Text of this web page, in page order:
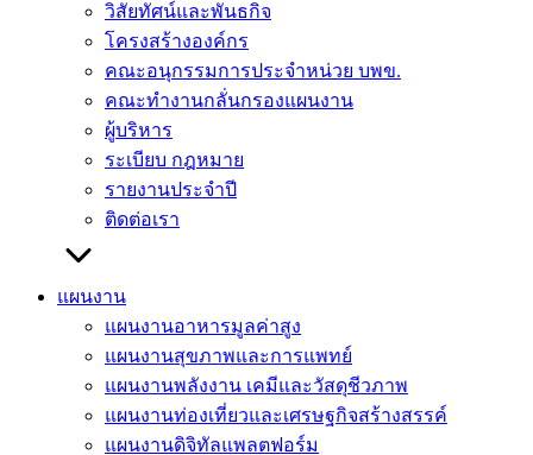
วิสัยทัศน์และพันธกิจ
โครงสร้างองค์กร
คณะอนุกรรมการประจำหน่วย บพข.
คณะทำงานกลั่นกรองแผนงาน
ผู้บริหาร
ระเบียบ กฎหมาย
รายงานประจำปี
ติดต่อเรา
แผนงาน
แผนงานอาหารมูลค่าสูง
แผนงานสุขภาพและการแพทย์
แผนงานพลังงาน เคมีและวัสดุชีวภาพ
แผนงานท่องเที่ยวและเศรษฐกิจสร้างสรรค์
แผนงานดิจิทัลแพลตฟอร์ม